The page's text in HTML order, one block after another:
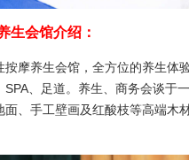
生会馆介绍：
摩养生会馆，全方位的养生体
、足道。养生、商务会谈于
、手工壁画及红酸枝等高端木